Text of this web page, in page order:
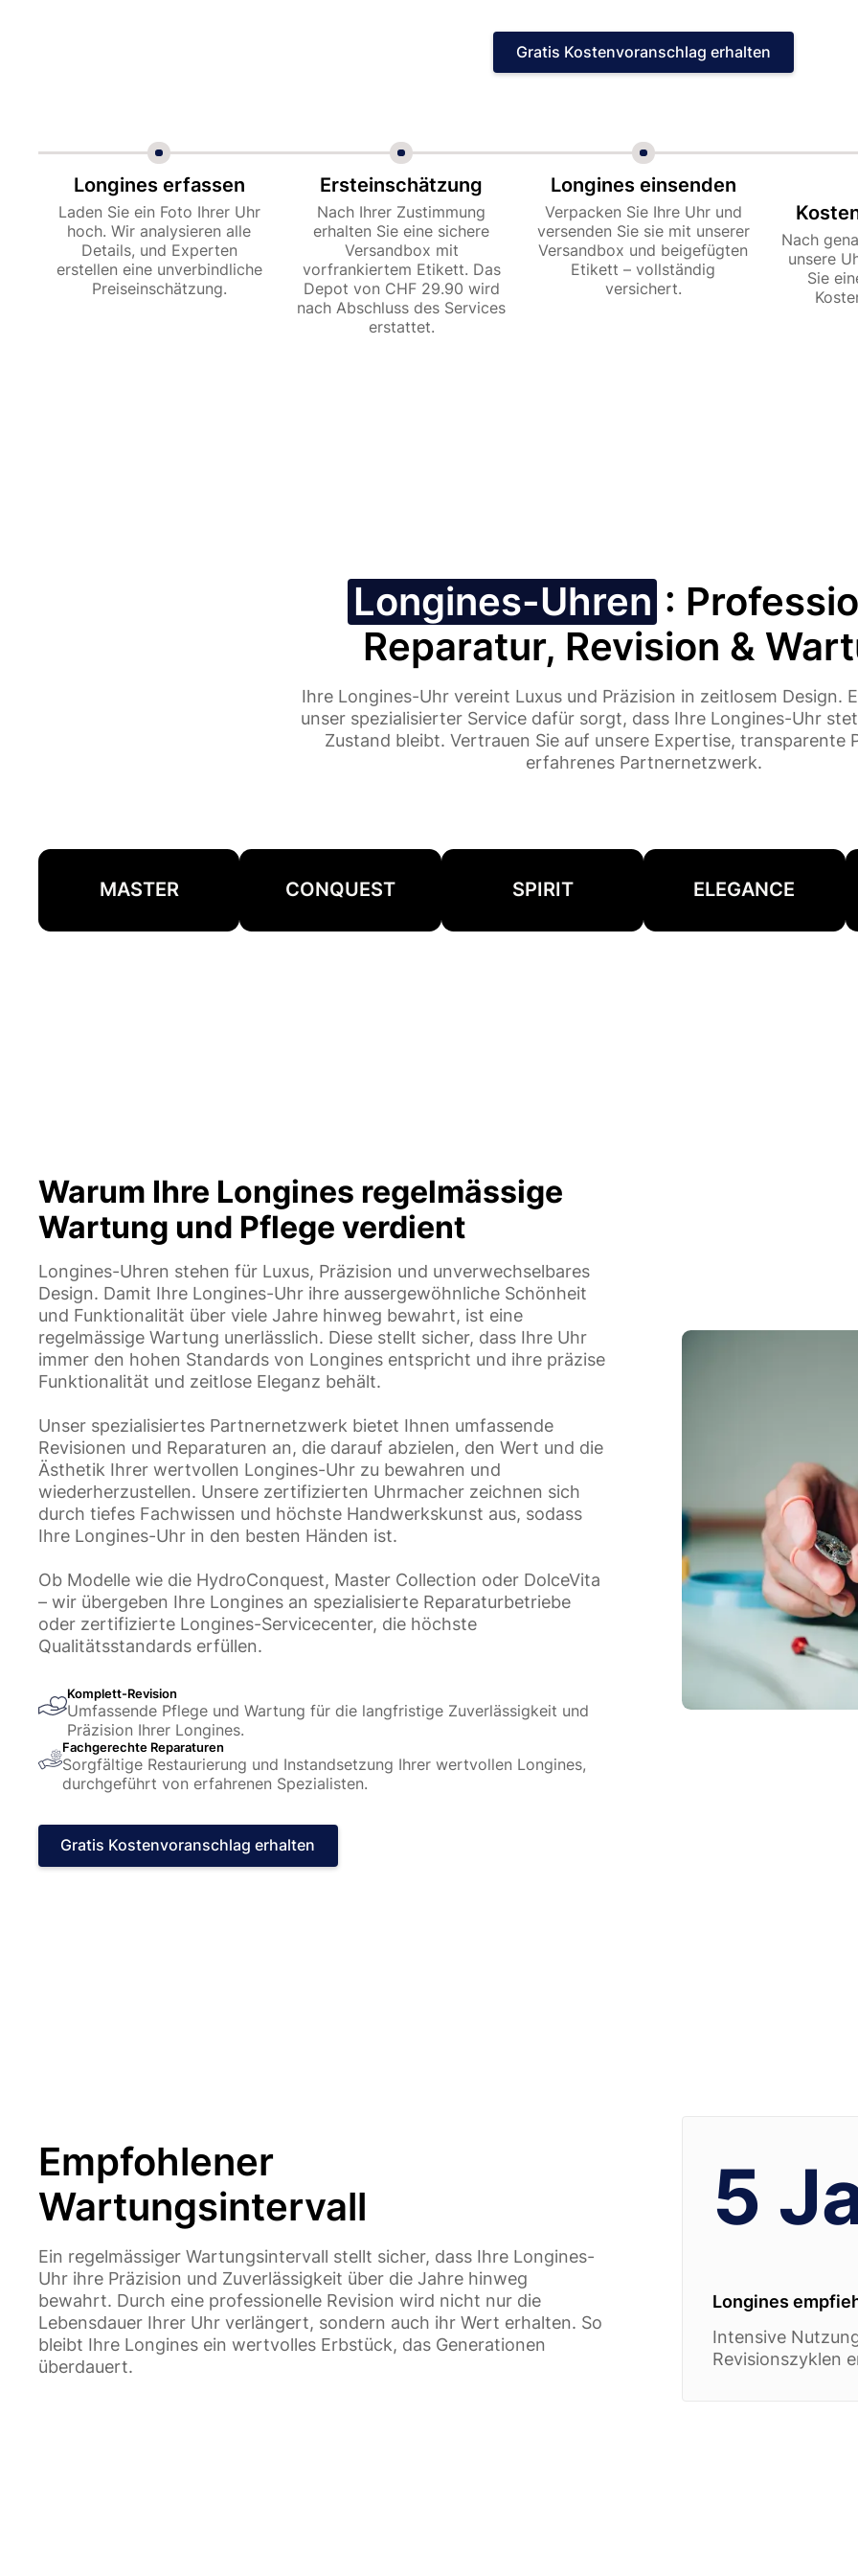
Gratis Kostenvoranschlag erhalten
Longines erfassen
Laden Sie ein Foto Ihrer Uhr
hoch. Wir analysieren alle
Details, und Experten
erstellen eine unverbindliche
Preiseinschätzung.
Ersteinschätzung
Nach Ihrer Zustimmung
erhalten Sie eine sichere
Versandbox mit
vorfrankiertem Etikett. Das
Depot von CHF 29.90 wird
nach Abschluss des Services
erstattet.
Longines einsenden
Verpacken Sie Ihre Uhr und
versenden Sie sie mit unserer
Versandbox und beigefügten
Etikett – vollständig
versichert.
Nach
unsere
Sie
Longines-Uhren :
Reparatur, Revision &
Ihre Longines-Uhr vereint Luxus und Präzision in zeitlosem Design.
unser spezialisierter Service dafür sorgt, dass Ihre Longines-Uhr
Zustand bleibt. Vertrauen Sie auf unsere Expertise, transparente
erfahrenes Partnernetzwerk.
MASTER CONQUEST SPIRIT ELEGANCE
Warum Ihre Longines regelmässige
Wartung und Pflege verdient
Longines-Uhren stehen für Luxus, Präzision und unverwechselbares
Design. Damit Ihre Longines-Uhr ihre aussergewöhnliche Schönheit
und Funktionalität über viele Jahre hinweg bewahrt, ist eine
regelmässige Wartung unerlässlich. Diese stellt sicher, dass Ihre Uhr
immer den hohen Standards von Longines entspricht und ihre präzise
Funktionalität und zeitlose Eleganz behält.
Unser spezialisiertes Partnernetzwerk bietet Ihnen umfassende
Revisionen und Reparaturen an, die darauf abzielen, den Wert und die
Ästhetik Ihrer wertvollen Longines-Uhr zu bewahren und
wiederherzustellen. Unsere zertifizierten Uhrmacher zeichnen sich
durch tiefes Fachwissen und höchste Handwerkskunst aus, sodass
Ihre Longines-Uhr in den besten Händen ist.
Ob Modelle wie die HydroConquest, Master Collection oder DolceVita
– wir übergeben Ihre Longines an spezialisierte Reparaturbetriebe
oder zertifizierte Longines-Servicecenter, die höchste
Qualitätsstandards erfüllen.
Komplett-Revision
Umfassende Pflege und Wartung für die langfristige Zuverlässigkeit und
Präzision Ihrer Longines.
Fachgerechte Reparaturen
Sorgfältige Restaurierung und Instandsetzung Ihrer wertvollen Longines,
durchgeführt von erfahrenen Spezialisten.
Gratis Kostenvoranschlag erhalten
Empfohlener
Wartungsintervall
Ein regelmässiger Wartungsintervall stellt sicher, dass Ihre Longines-
Uhr ihre Präzision und Zuverlässigkeit über die Jahre hinweg
bewahrt. Durch eine professionelle Revision wird nicht nur die
Lebensdauer Ihrer Uhr verlängert, sondern auch ihr Wert erhalten. So
bleibt Ihre Longines ein wertvolles Erbstück, das Generationen
überdauert.
5
Longines
Intensive
Revisionszyklen